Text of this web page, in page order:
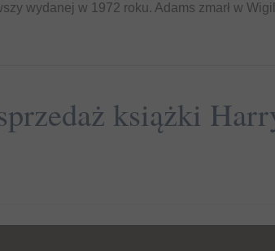
wydanej w 1972 roku. Adams zmarł w
książki